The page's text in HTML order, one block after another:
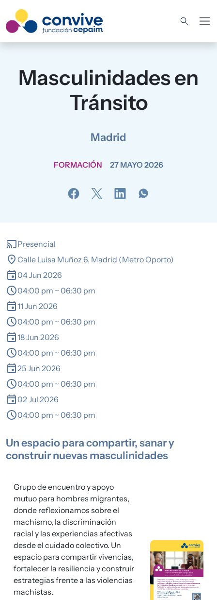
Masculinidades en
Tránsito
Madrid
FORMACIÓN 27 MAYO 2026
castPresencial
location_on Calle Luisa Muñoz 6, Madrid (Metro Oporto)
event04 Jun 2026
schedule04:00 pm ~ 06:30 pm
event11 Jun 2026
schedule04:00 pm ~ 06:30 pm
event18 Jun 2026
schedule04:00 pm ~ 06:30 pm
event25 Jun 2026
schedule04:00 pm ~ 06:30 pm
event02 Jul 2026
schedule04:00 pm ~ 06:30 pm
Un espacio para compartir, sanar y
construir nuevas masculinidades
Grupo de encuentro y apoyo
mutuo para hombres migrantes,
donde reflexionamos sobre el
machismo, la discriminación
racial y las experiencias afectivas
desde el cuidado colectivo. Un
espacio para compartir vivencias,
fortalecer la resiliencia y construir
estrategias frente a las violencias
machistas.
Imagen